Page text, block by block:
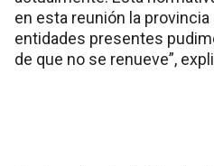
en esta reunión la provincia
entidades presentes
de que no se renueve”,